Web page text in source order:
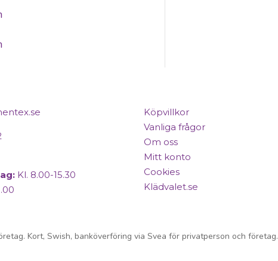
Kl. 8.00-15.30
Köpvillkor
Vanliga frågor
Om oss
Mitt konto
Cookies
Klädvalet.se
Kort, Swish, banköverföring via Svea för privatperson och företag.